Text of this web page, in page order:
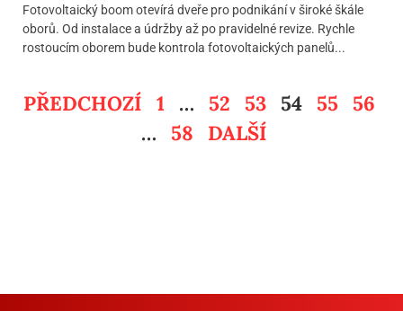
Fotovoltaický boom otevírá dveře pro podnikání v široké škále
oborů. Od instalace a údržby až po pravidelné revize. Rychle
rostoucím oborem bude kontrola fotovoltaických panelů...
PŘEDCHOZÍ 1 … 52 53 54 55
56
…
58 DALŠÍ